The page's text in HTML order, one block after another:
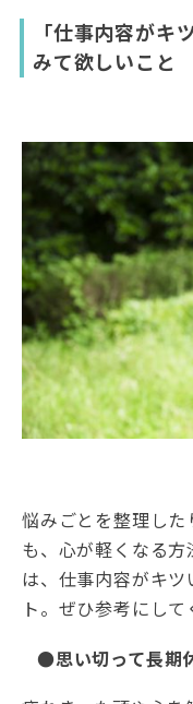
「仕事内容がキ
みて欲しいこと
悩みごとを整理し
も、心が軽くなる
は、仕事内容がキ
ト。ぜひ参考にして
●思い切って長期